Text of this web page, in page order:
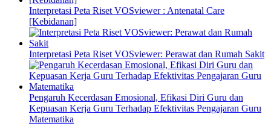
Interpretasi Peta Riset VOSviewer : Antenatal Care
[Kebidanan]
Interpretasi Peta Riset VOSviewer: Perawat dan Rumah Sakit
Pengaruh Kecerdasan Emosional, Efikasi Diri Guru dan
Kepuasan Kerja Guru Terhadap Efektivitas Pengajaran Guru
Matematika